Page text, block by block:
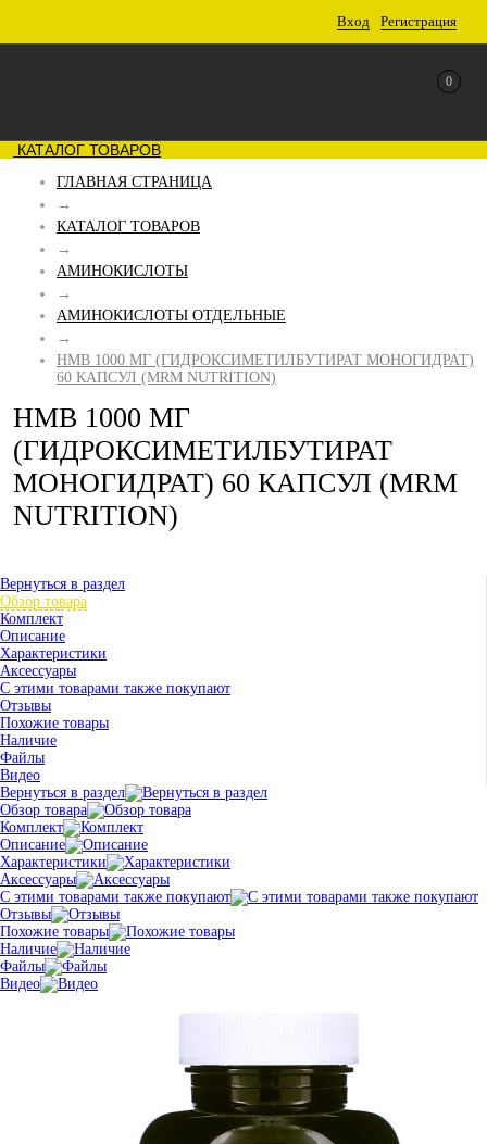
Вход Регистрация
0
КАТАЛОГ ТОВАРОВ
ГЛАВНАЯ СТРАНИЦА
→
КАТАЛОГ ТОВАРОВ
→
АМИНОКИСЛОТЫ
→
АМИНОКИСЛОТЫ ОТДЕЛЬНЫЕ
→
HMB 1000 МГ (ГИДРОКСИМЕТИЛБУТИРАТ МОНОГИДРАТ)
60 КАПСУЛ (MRM NUTRITION)
HMB 1000 МГ
(ГИДРОКСИМЕТИЛБУТИРАТ
МОНОГИДРАТ) 60 КАПСУЛ (MRM
NUTRITION)
Вернуться в раздел
Обзор товара
Комплект
Описание
Характеристики
Аксессуары
С этими товарами также покупают
Отзывы
Похожие товары
Наличие
Файлы
Видео
Вернуться в раздел
Обзор товара
Комплект
Описание
Характеристики
Аксессуары
С этими товарами также покупают
Отзывы
Похожие товары
Наличие
Файлы
Видео